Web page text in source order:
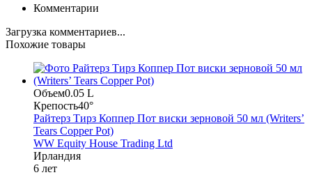
Комментарии
Загрузка комментариев...
Похожие товары
Объем0.05 L
Крепость40°
Райтерз Тирз Коппер Пот виски зерновой 50 мл (Writers’
Tears Copper Pot)
WW Equity House Trading Ltd
Ирландия
6 лет